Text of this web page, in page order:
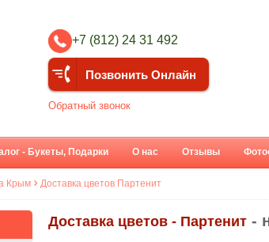
+7 (812) 24 31 492
Позвонить Онлайн
Обратный звонок
- Букеты, Подарки О нас Отзывы
Крым Доставка цветов Партенит
Доставка цветов - Партенит -